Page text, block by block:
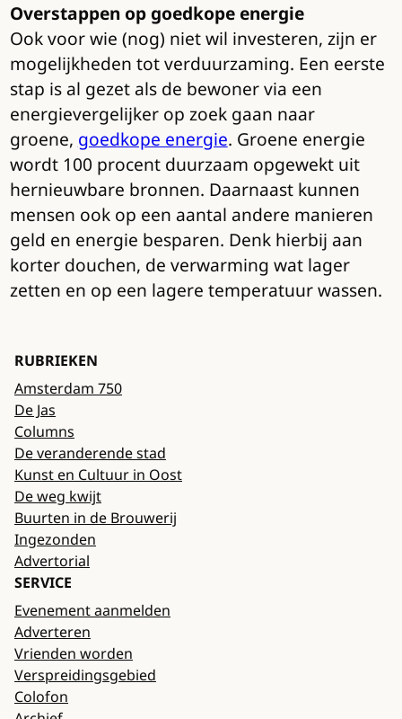
Overstappen op goedkope energie
Ook voor wie (nog) niet wil investeren, zijn er
mogelijkheden tot verduurzaming. Een eerste
stap is al gezet als de bewoner via een
energievergelijker op zoek gaan naar
groene, goedkope energie. Groene energie
wordt 100 procent duurzaam opgewekt uit
hernieuwbare bronnen. Daarnaast kunnen
mensen ook op een aantal andere manieren
geld en energie besparen. Denk hierbij aan
korter douchen, de verwarming wat lager
zetten en op een lagere temperatuur wassen.
RUBRIEKEN
Amsterdam 750
De Jas
Columns
De veranderende stad
Kunst en Cultuur in Oost
De weg kwijt
Buurten in de Brouwerij
Ingezonden
Advertorial
SERVICE
Evenement aanmelden
Adverteren
Vrienden worden
Verspreidingsgebied
Colofon